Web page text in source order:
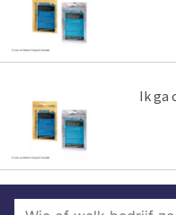
Ik ga